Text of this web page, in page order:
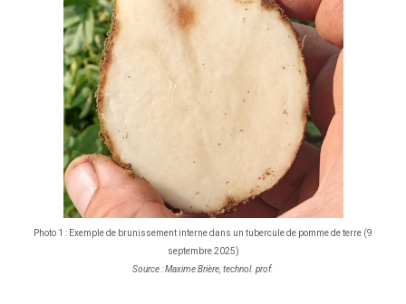
Photo 1 : Exemple de brunissement interne dans un tubercule de pomme de terre (9
septembre 2025)
Source : Maxime Brière, technol. prof.